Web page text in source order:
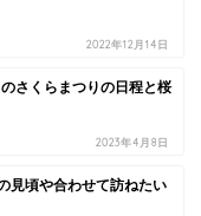
2022年12月14日
さくらまつりの日程と桜
2023年4月8日
見頃や合わせて訪ねたい